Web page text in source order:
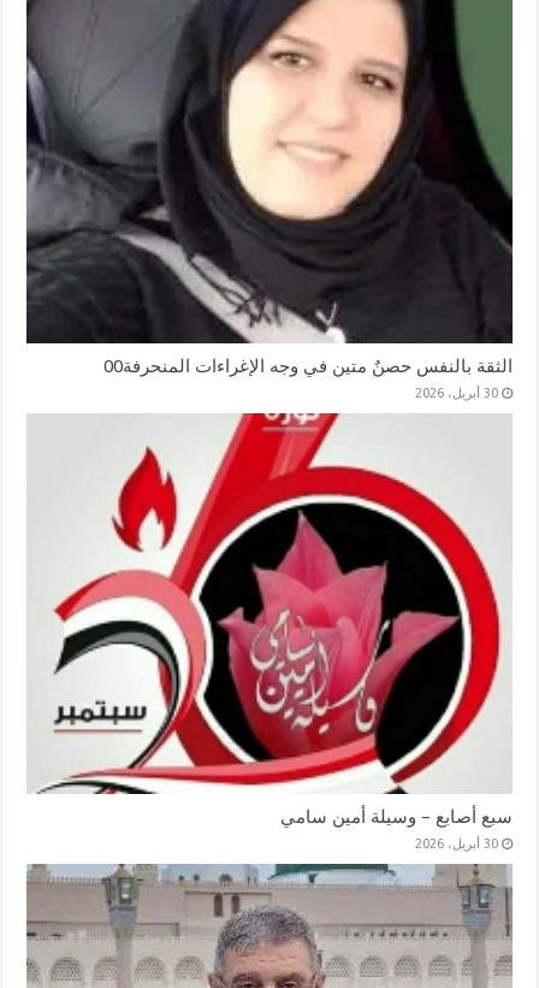
الثقة بالنفس حصنٌ متين في وجه الإغراءات المنحرفة00
30 أبريل، 2026
سبع أصابع – وسيلة أمين سامي
30 أبريل، 2026